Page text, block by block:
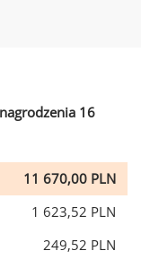
16
11 670,00 PLN
1 623,52 PLN
249,52 PLN